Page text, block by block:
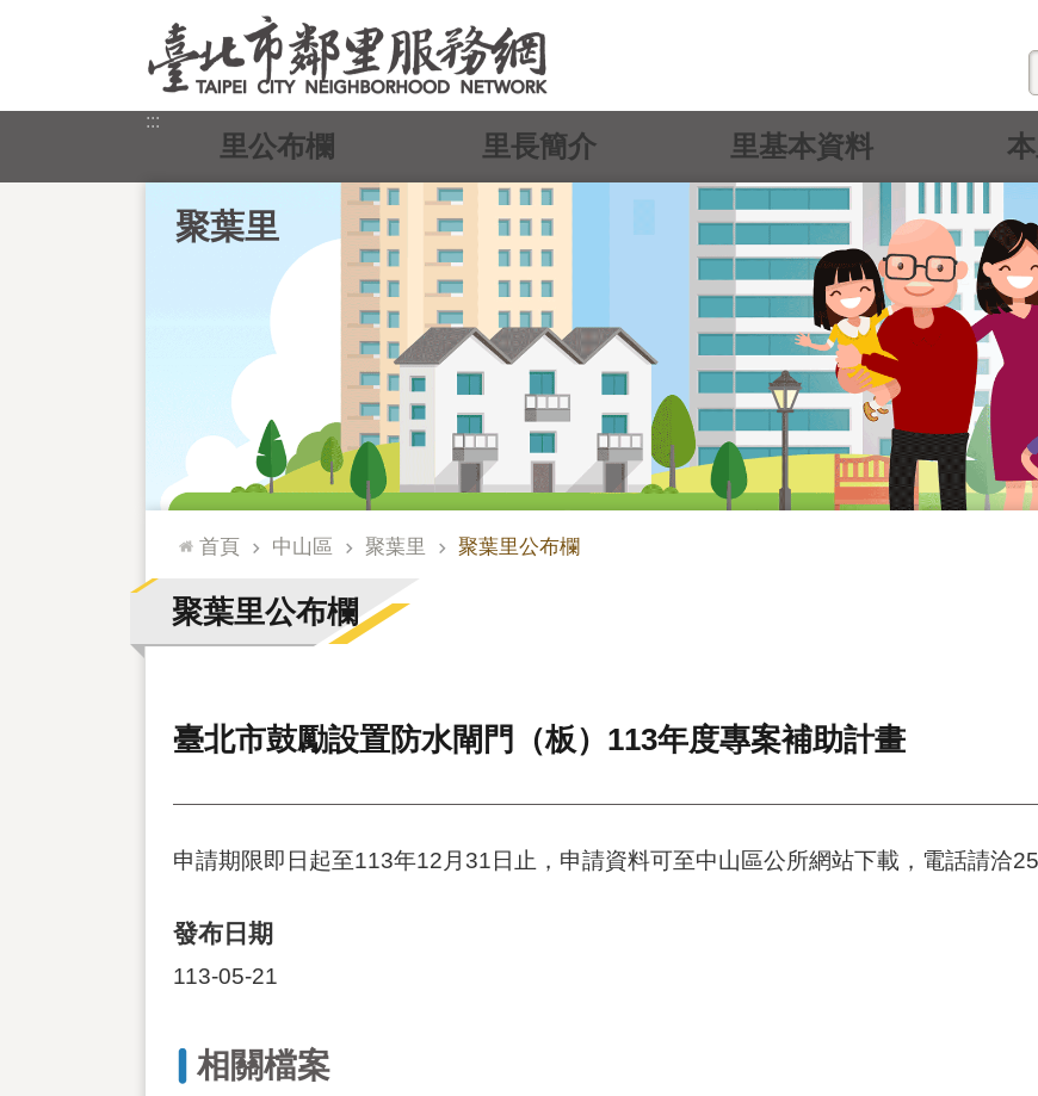
:::
聚葉里
里公布欄 里長簡介 里基本資料
::: 首頁 中山區 聚葉里 聚葉里公布欄
聚葉里公布欄
臺北市鼓勵設置防水閘門（板）113年度專案補助計畫
申請期限即日起至113年12月31日止，申請資料可至中山區公所網站下載，電話請洽
發布日期
113-05-21
相關檔案